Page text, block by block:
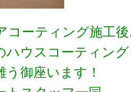
コーティング施工後
ハウスコーティン
う御座います！